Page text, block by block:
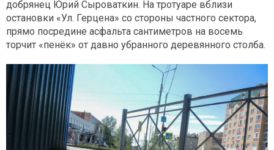
добрянец Юрий Сыроваткин. На тротуаре вблизи
остановки «Ул. Герцена» со стороны частного сектора,
прямо посредине асфальта сантиметров на восемь
торчит «пенёк» от давно убранного деревянного столба.